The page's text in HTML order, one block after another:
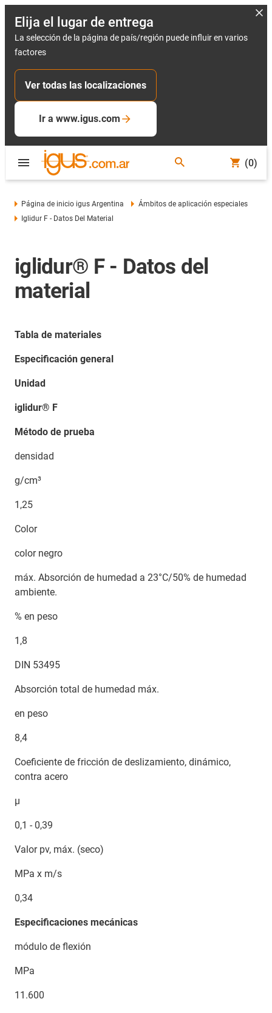
Elija el lugar de entrega
La selección de la página de país/región puede influir en varios
factores
Ver todas las localizaciones
Ir a www.igus.com
(0)
Página de inicio igus Argentina
Ámbitos de aplicación especiales
Iglidur F - Datos Del Material
iglidur® F - Datos del
material
Tabla de materiales
Especificación general
Unidad
iglidur® F
Método de prueba
densidad
g/cm³
1,25
Color
color negro
máx. Absorción de humedad a 23°C/50% de humedad
ambiente.
% en peso
1,8
DIN 53495
Absorción total de humedad máx.
en peso
8,4
Coeficiente de fricción de deslizamiento, dinámico,
contra acero
µ
0,1 - 0,39
Valor pv, máx. (seco)
MPa x m/s
0,34
Especificaciones mecánicas
módulo de flexión
MPa
11.600